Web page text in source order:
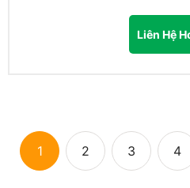
Liên Hệ
1 2 3 4